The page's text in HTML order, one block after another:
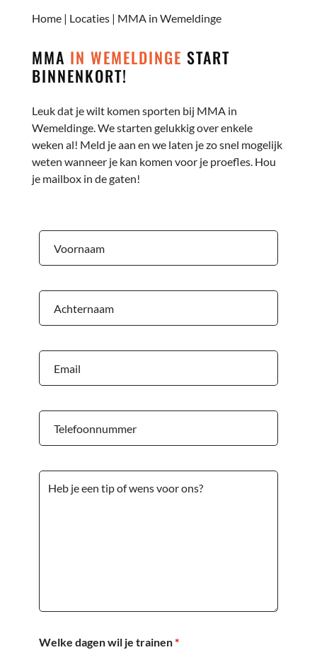
Home| Locaties| MMA in Wemeldinge
MMA IN WEMELDINGE START
BINNENKORT!
Leuk dat je wilt komen sporten bij MMA in
Wemeldinge. We starten gelukkig over enkele
weken al! Meld je aan en we laten je zo snel mogelijk
weten wanneer je kan komen voor je proefles. Hou
je mailbox in de gaten!
Welke dagen wil je trainen*